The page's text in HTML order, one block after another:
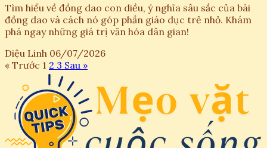
Tìm hiểu về đồng dao con diều, ý nghĩa sâu sắc của bài
đồng dao và cách nó góp phần giáo dục trẻ nhỏ. Khám
phá ngay những giá trị văn hóa dân gian!
Diệu Linh 06/07/2026
« Trước 1 2 3 Sau »